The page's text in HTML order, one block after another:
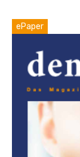
ePaper